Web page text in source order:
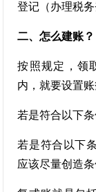
登记（办理税
二、怎么建账？
按照规定，领
内，就要设置账
若是符合以下
若是符合以下
应该尽量创造